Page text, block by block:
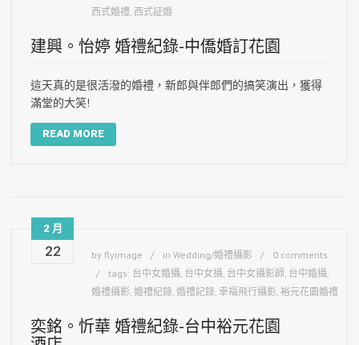
西式婚禮, 西式証婚
建興。怡婷 婚禮紀錄-中僑婚訂花園
這天真的是很活潑的婚禮，新郎與伴郎們的搞笑演出，獲得
滿堂的大笑!
READ MORE
2 月
22 by flyimage in Wedding/婚禮攝影
0 comments
tags: 台中女婚攝, 台中女攝, 台中女攝影師, 台中婚攝,
婚禮攝影, 婚禮紀錄, 婚禮記錄, 幸福飛行攝影, 裕元花園婚禮
奕銘。忻華 婚禮紀錄-台中裕元花園